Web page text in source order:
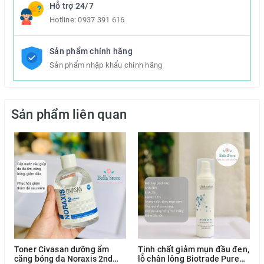
Sử dụng sáng và tối.
Hỗ trợ 24/7
Hotline:0937 391 616
Sản phẩm chính hãng
Sản phẩm nhập khẩu chính hãng
Sản phẩm liên quan
Toner Civasan dưỡng ẩm
căng bóng da Noraxis 2nd
Tinh chất giảm mụn đầu đen,
lỗ chân lông Biotrade Pure